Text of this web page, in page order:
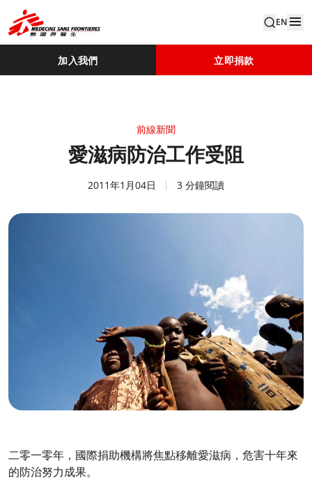
EN
加入我們 立即捐款
前線新聞
愛滋病防治工作受阻
2011年1月04日 3 分鐘閱讀
二零一零年，國際捐助機構將焦點移離愛滋病，危害十年來
的防治努力成果。